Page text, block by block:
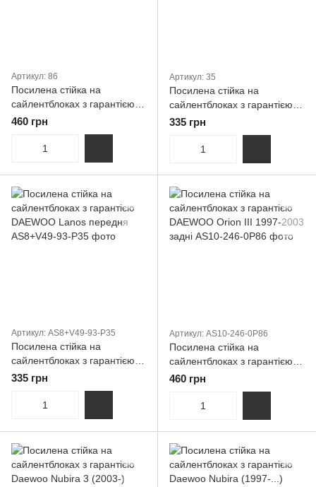
Артикул: 86
Посилена стійка на
сайлентблоках з гарантією
Daewoo Nubira (1997-...)
460 грн
Артикул: 35
Посилена стійка на
сайлентблоках з гарантією
Daewoo Lanos
335 грн
Артикул: AS8+V49-93-P35
Посилена стійка на
сайлентблоках з гарантією
DAEWOO Lanos передня
335 грн
Артикул: AS10-246-0P86
Посилена стійка на
сайлентблоках з гарантією
DAEWOO Orion III 1997-2003
460 грн